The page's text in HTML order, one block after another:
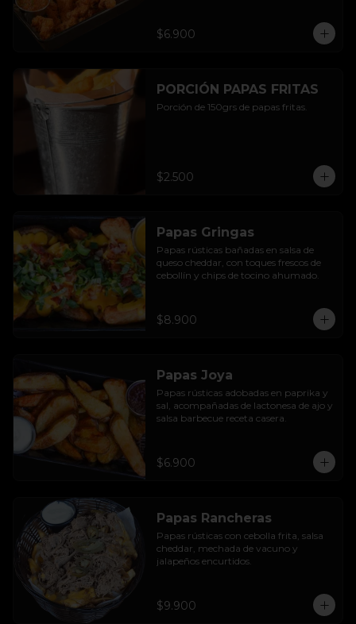
$6.900
PORCIÓN PAPAS FRITAS
Porción de 150grs de papas fritas.
$2.500
Papas Gringas
Papas rústicas bañadas en salsa de
queso cheddar, con toques frescos de
cebollín y chips de tocino ahumado.
$8.900
Papas Joya
Papas rústicas adobadas en paprika y
sal, acompañadas de lactonesa de ajo y
salsa barbecue receta casera.
$6.900
Papas Rancheras
Papas rústicas con cebolla frita, salsa
cheddar, mechada de vacuno y
jalapeños encurtidos.
$9.900